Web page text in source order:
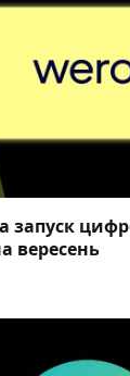
запуск
вересень